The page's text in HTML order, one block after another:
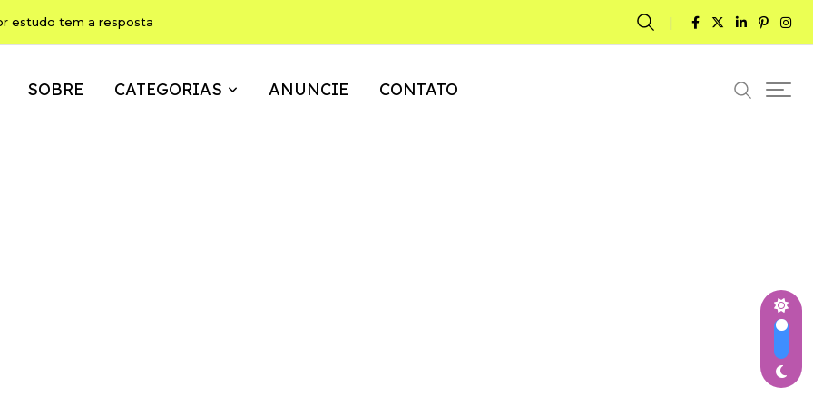
pode ser, ao mesmo tempo, memória, brincadeira e expressão
SOBRE CATEGORIAS ANUNCIE CONTATO